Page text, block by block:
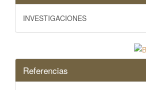
INVESTIGACIONES
Referencias